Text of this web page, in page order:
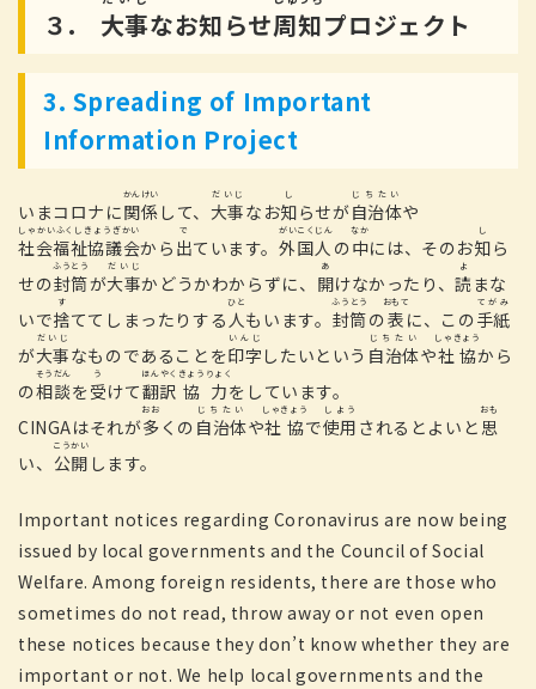
３. 大事なお知らせ周知プロジェクト
3. Spreading of Important
Information Project
いまコロナに関係
かんけい
して、 大事
だいじ
なお知
し
らせが自治体
じちたい
や
社会福祉協議会
しゃかいふくしきょうぎかい
から 出
で
ています。 外国人
がいこくじん
の中
なか
には、そのお知
し
ら
せの封筒
ふうとう
が大事
だいじ
かどうかわからずに、 開
あ
けなかったり、読
よ
まな
いで捨
す
ててしまったりする人
ひと
もいます。 封筒
ふうとう
の表
おもて
に、この手紙
てがみ
が大事
だいじ
なものであることを印字
いんじ
したいという 自治体
じちたい
や社協
しゃきょう
から
の相談
そうだん
を受
う
けて翻訳
ほんやく
協力
きょうりょく
をしています。
CINGAはそれが多
おお
くの 自治体
じちたい
や社協
しゃきょう
で使用
しよう
されるとよいと 思
おも
い、 公開
こうかい
します。
Important notices regarding Coronavirus are now being
issued by local governments and the Council of Social
Welfare. Among foreign residents, there are those who
sometimes do not read, throw away or not even open
these notices because they don’t know whether they are
important or not. We help local governments and the